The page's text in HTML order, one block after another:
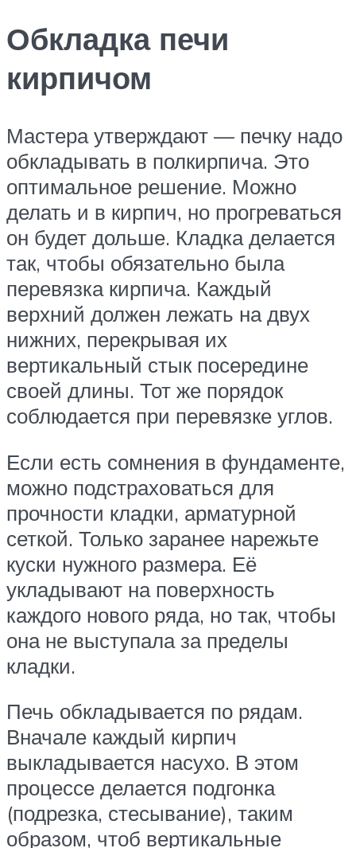
Обкладка печи
кирпичом
Мастера утверждают — печку надо
обкладывать в полкирпича. Это
оптимальное решение. Можно
делать и в кирпич, но прогреваться
он будет дольше. Кладка делается
так, чтобы обязательно была
перевязка кирпича. Каждый
верхний должен лежать на двух
нижних, перекрывая их
вертикальный стык посередине
своей длины. Тот же порядок
соблюдается при перевязке углов.
Если есть сомнения в фундаменте,
можно подстраховаться для
прочности кладки, арматурной
сеткой. Только заранее нарежьте
куски нужного размера. Её
укладывают на поверхность
каждого нового ряда, но так, чтобы
она не выступала за пределы
кладки.
Печь обкладывается по рядам.
Вначале каждый кирпич
выкладывается насухо. В этом
процессе делается подгонка
(подрезка, стесывание), таким
образом, чтоб вертикальные